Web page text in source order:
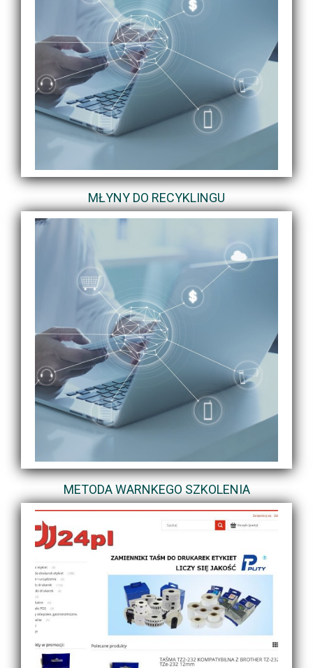
MŁYNY DO RECYKLINGU
METODA WARNKEGO SZKOLENIA